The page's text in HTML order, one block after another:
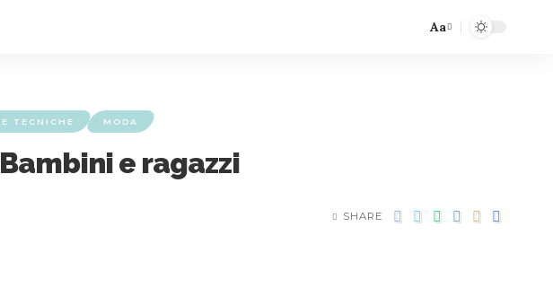
Aa
TECNICHE MODA
e ragazzi
SHARE